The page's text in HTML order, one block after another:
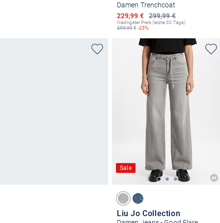
Damen Trenchcoat
299,99 €
Ermäßigter Preis
229,99 €
Niedrigster Preis (letzte 30 Tage):
299,99€ -23%
Sale
Liu Jo Collection